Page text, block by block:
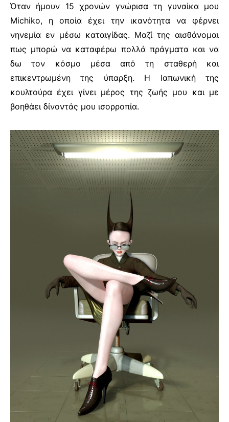
Όταν ήμουν 15 χρονών γνώρισα τη γυναίκα μου
Michiko, η οποία έχει την ικανότητα να φέρνει
νηνεμία εν μέσω καταιγίδας. Μαζί της αισθάνομαι
πως μπορώ να καταφέρω πολλά πράγματα και να
δω τον κόσμο μέσα από τη σταθερή και
επικεντρωμένη της ύπαρξη. Η Ιαπωνική της
κουλτούρα έχει γίνει μέρος της ζωής μου και με
βοηθάει δίνοντάς μου ισορροπία.